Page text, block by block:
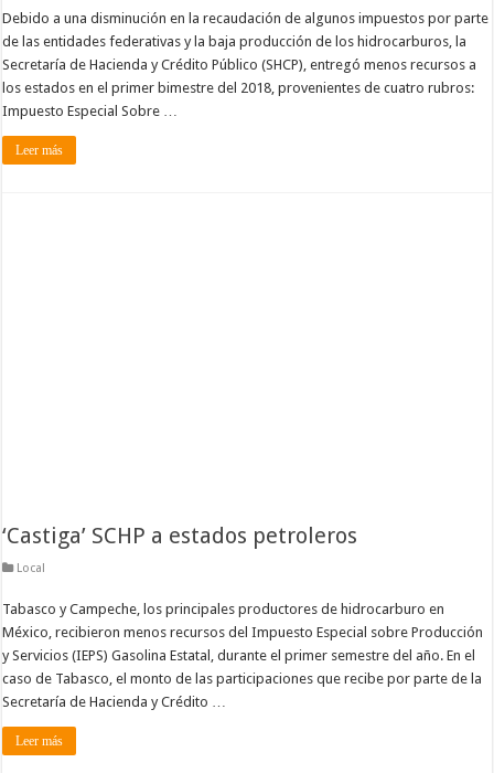
Debido a una disminución en la recaudación de algunos impuestos por parte
de las entidades federativas y la baja producción de los hidrocarburos, la
Secretaría de Hacienda y Crédito Público (SHCP), entregó menos recursos a
los estados en el primer bimestre del 2018, provenientes de cuatro rubros:
Impuesto Especial Sobre …
Leer más
‘Castiga’ SCHP a estados petroleros
Local
Tabasco y Campeche, los principales productores de hidrocarburo en
México, recibieron menos recursos del Impuesto Especial sobre Producción
y Servicios (IEPS) Gasolina Estatal, durante el primer semestre del año. En el
caso de Tabasco, el monto de las participaciones que recibe por parte de la
Secretaría de Hacienda y Crédito …
Leer más